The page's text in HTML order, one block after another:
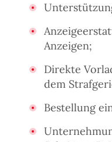
Anzeigen;
Direkte
dem
Bestellung